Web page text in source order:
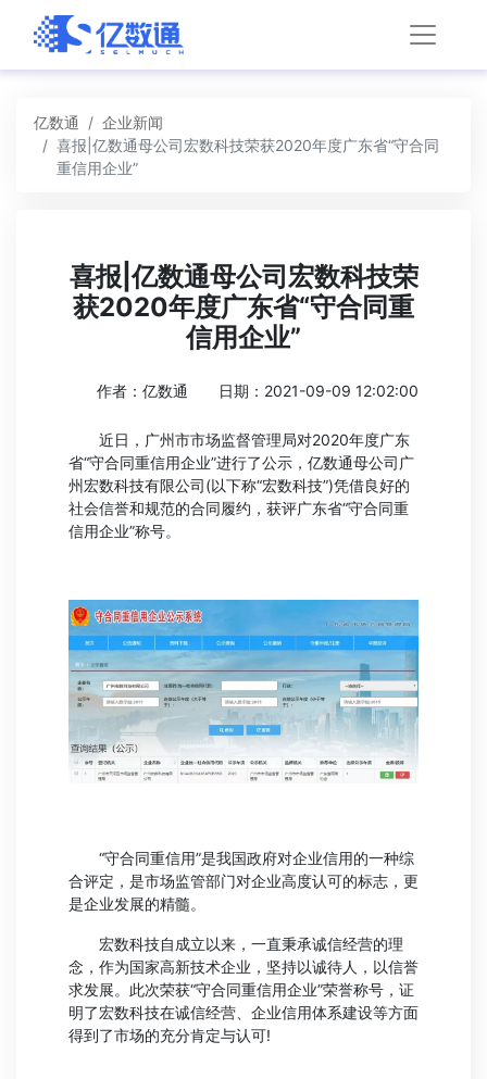
亿数通
企业新闻
喜报|亿数通母公司宏数科技荣获2020年度广东省“守合同
重信用企业”
喜报|亿数通母公司宏数科技荣
获2020年度广东省“守合同重
信用企业”
作者：亿数通 日期：2021-09-09 12:02:00
近日，广州市市场监督管理局对2020年度广东
省“守合同重信用企业”进行了公示，亿数通母公司广
州宏数科技有限公司(以下称“宏数科技”)凭借良好的
社会信誉和规范的合同履约，获评广东省“守合同重
信用企业”称号。
“守合同重信用”是我国政府对企业信用的一种综
合评定，是市场监管部门对企业高度认可的标志，更
是企业发展的精髓。
宏数科技自成立以来，一直秉承诚信经营的理
念，作为国家高新技术企业，坚持以诚待人，以信誉
求发展。此次荣获“守合同重信用企业”荣誉称号，证
明了宏数科技在诚信经营、企业信用体系建设等方面
得到了市场的充分肯定与认可!